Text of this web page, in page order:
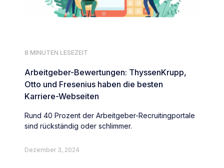
8 MINUTEN LESEZEIT
Arbeitgeber-Bewertungen: ThyssenKrupp,
Otto und Fresenius haben die besten
Karriere-Webseiten
Rund 40 Prozent der Arbeitgeber-Recruitingportale
sind rückständig oder schlimmer.
Dezember 3, 2024